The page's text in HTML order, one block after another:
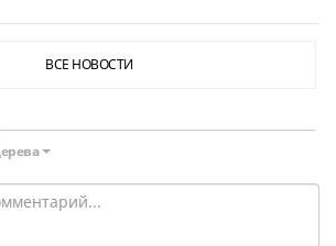
ВСЕ НОВОСТИ